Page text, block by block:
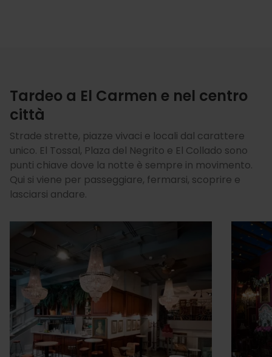
Tardeo a El Carmen e nel centro
città
Strade strette, piazze vivaci e locali dal carattere
unico. El Tossal, Plaza del Negrito e El Collado sono
punti chiave dove la notte è sempre in movimento.
Qui si viene per passeggiare, fermarsi, scoprire e
lasciarsi andare.